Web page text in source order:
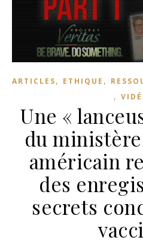
ARTICLES, ETHIQUE ,
,
Une «
du
américain
des
secrets